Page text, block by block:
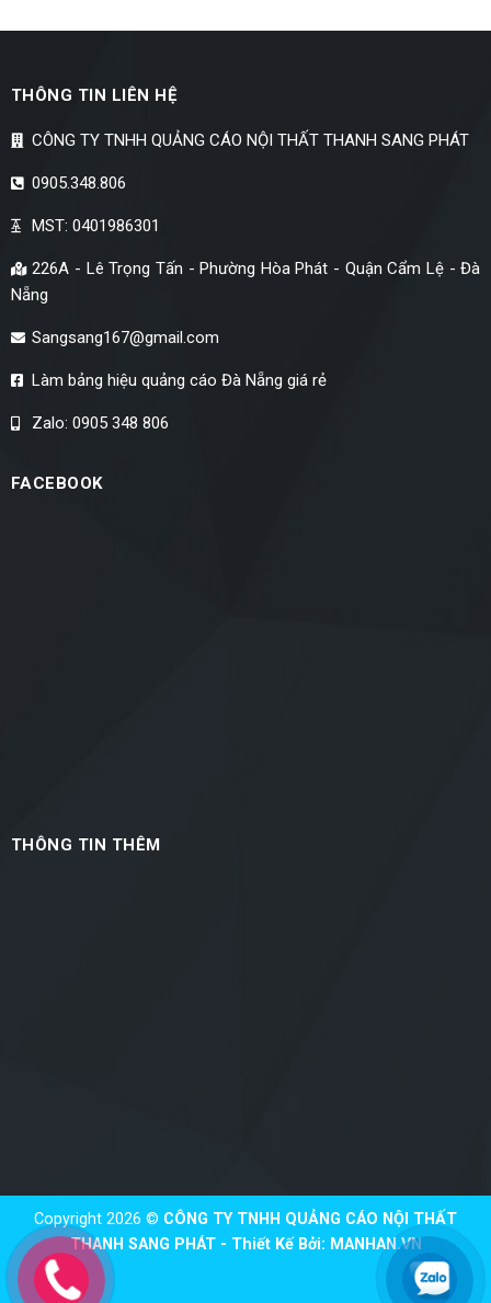
THÔNG TIN LIÊN HỆ
CÔNG TY TNHH QUẢNG CÁO NỘI THẤT THANH SANG PHÁT
0905.348.806
MST: 0401986301
226A - Lê Trọng Tấn - Phường Hòa Phát - Quận Cẩm Lệ - Đà
Nẵng
Sangsang167@gmail.com
Làm bảng hiệu quảng cáo Đà Nẵng giá rẻ
Zalo: 0905 348 806
FACEBOOK
THÔNG TIN THÊM
Copyright 2026 © CÔNG TY TNHH QUẢNG CÁO NỘI THẤT
THANH SANG PHÁT - Thiết Kế Bởi: MANHAN.VN